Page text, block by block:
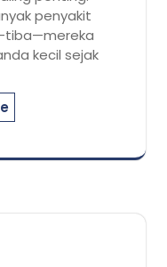
penyakit
tiba—mereka
kecil sejak